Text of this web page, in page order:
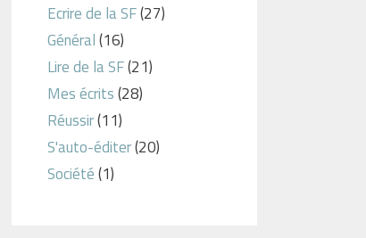
Ecrire de la SF(27)
Général(16)
Lire de la SF(21)
Mes écrits(28)
Réussir(11)
S'auto-éditer(20)
Société(1)